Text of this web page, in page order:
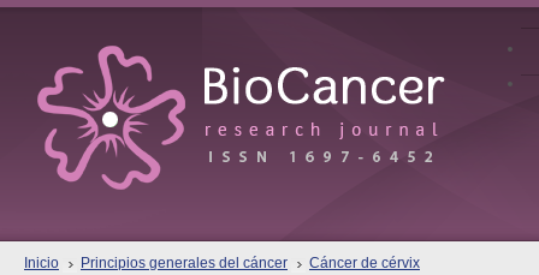
Inicio Principios generales del cáncer Cáncer de cérvix